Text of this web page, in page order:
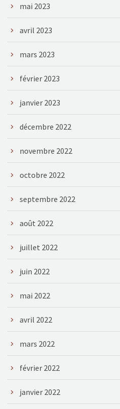
mai 2023
avril 2023
mars 2023
février 2023
janvier 2023
décembre 2022
novembre 2022
octobre 2022
septembre 2022
août 2022
juillet 2022
juin 2022
mai 2022
avril 2022
mars 2022
février 2022
janvier 2022